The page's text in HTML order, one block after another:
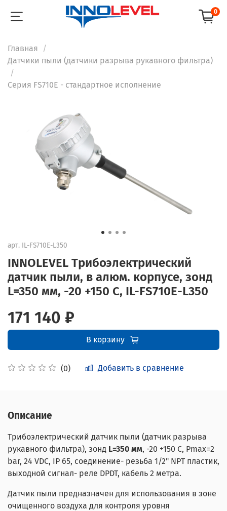
0
Главная
Датчики пыли (датчики разрыва рукавного фильтра)
Серия FS710E - стандартное исполнение
арт. IL-FS710E-L350
INNOLEVEL Трибоэлектрический
датчик пыли, в алюм. корпусе, зонд
L=350 мм, -20 +150 С, IL-FS710E-L350
(0) Добавить в сравнение
171 140 ₽
В корзину
Описание
Трибоэлектрический датчик пыли (датчик разрыва
рукавного фильтра), зонд L=350 мм, -20 +150 С, Pmax=2
bar, 24 VDC, IP 65, соединение- резьба 1/2" NPT пластик,
выходной сигнал- реле DPDT, кабель 2 метра.
Датчик пыли предназначен для использования в зоне
очищенного воздуха для контроля уровня